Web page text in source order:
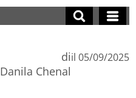
di
Danila Chenal
il 05/09/2025